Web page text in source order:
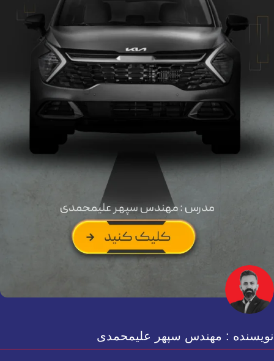
نویسنده : مهندس سپهر علیمحمدی